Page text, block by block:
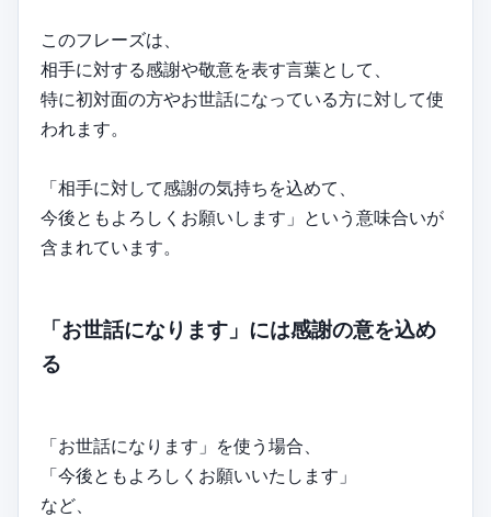
このフレーズは、
相手に対する感謝や敬意を表す言葉として、
特に初対面の方やお世話になっている方に対して使
われます。
「相手に対して感謝の気持ちを込めて、
今後ともよろしくお願いします」という意味合いが
含まれています。
「お世話になります」には感謝の意を込め
る
「お世話になります」を使う場合、
「今後ともよろしくお願いいたします」
など、